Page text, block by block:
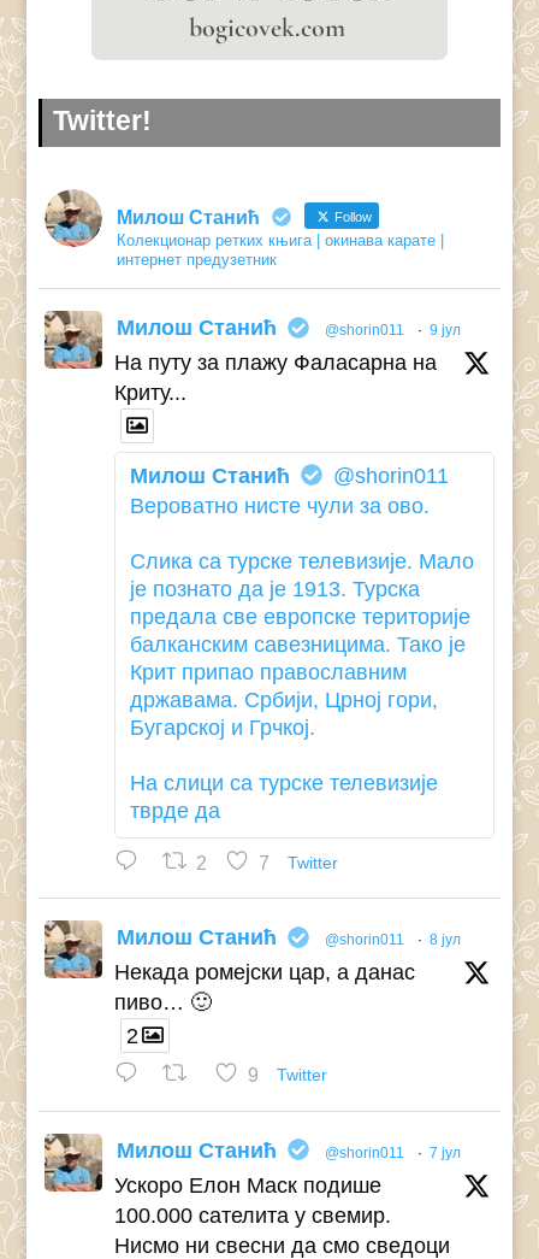
Twitter!
Милош Станић Follow
Колекционар ретких књига | окинава карате |
интернет предузетник
Милош Станић @shorin011 · 9 јул
На путу за плажу Фаласарна на
Криту...
Милош Станић
@shorin011
Вероватно нисте чули за ово.
Слика са турске телевизије. Мало
је познато да је 1913. Турска
предала све европске територије
балканским савезницима. Тако је
Крит припао православним
државама. Србији, Црној гори,
Бугарској и Грчкој.
На слици са турске телевизије
тврде да
2 7 Twitter
Милош Станић @shorin011 · 8 јул
Некада ромејски цар, а данас
пиво… 🙂
2
9 Twitter
Милош Станић @shorin011 · 7 јул
Ускоро Елон Маск подише
100.000 сателита у свемир.
Нисмо ни свесни да смо сведоци